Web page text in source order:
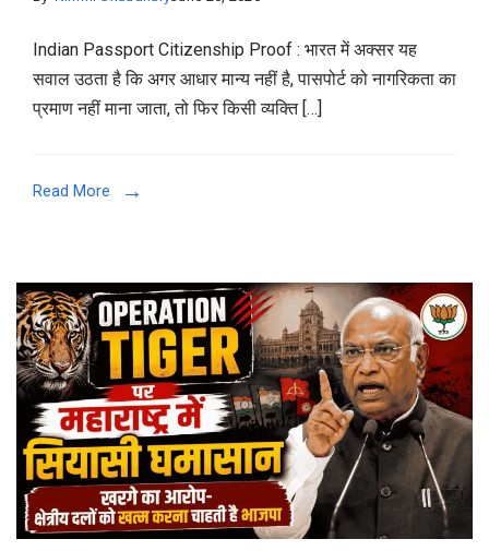
Indian Passport Citizenship Proof : भारत में अक्सर यह
सवाल उठता है कि अगर आधार मान्य नहीं है, पासपोर्ट को नागरिकता का
प्रमाण नहीं माना जाता, तो फिर किसी व्यक्ति […]
Read More